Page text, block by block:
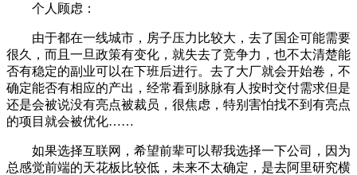
个人顾虑：
由于都在一线城市，房子压力比较大，去了国企可能需要
很久，而且一旦政策有变化，就失去了竞争力，也不太清楚能
否有稳定的副业可以在下班后进行。去了大厂就会开始卷，不
确定能否有相应的产出，经常看到脉脉有人按时交付需求但是
还是会被说没有亮点被裁员，很焦虑，特别害怕找不到有亮点
的项目就会被优化……
如果选择互联网，希望前辈可以帮我选择一下公司，因为
总感觉前端的天花板比较低，未来不太确定，是去阿里研究横